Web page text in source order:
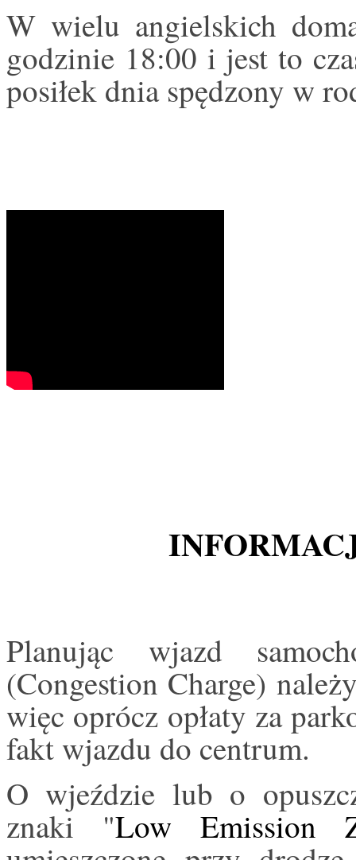
W wielu angielskich
godzinie 18:00 i jest to
posiłek dnia spędzony w
Planując wjazd
(Congestion Charge)
więc oprócz opłaty za
fakt wjazdu do centrum.
O wjeździe lub o
znaki "Low Emission